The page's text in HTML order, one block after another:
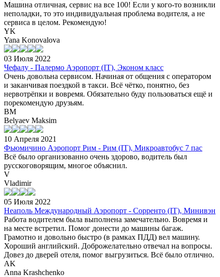
Машина отличная, сервис на все 100! Если у кого-то возникли
неполадки, то это индивидуальная проблема водителя, а не
сервиса в целом. Рекомендую!
YK
Yana Konovalova
03 Июля 2022
Чефалу - Палермо Аэропорт (IT), Эконом класс
Очень довольна сервисом. Начиная от общения с оператором
и заканчивая поездкой в такси. Всё чётко, понятно, без
нервотрёпки и вовремя. Обязательно буду пользоваться ещё и
порекомендую друзьям.
BM
Belyaev Maksim
10 Апреля 2021
Фьюмичино Аэропорт Рим - Рим (IT), Микроавтобус 7 пас
Всё было организованно очень здорово, водитель был
русскоговорящим, многое объяснил.
V
Vladimir
05 Июля 2022
Неаполь Международный Аэропорт - Сорренто (IT), Минивэн
Работа водителем была выполнена замечательно. Вовремя и
на месте встретил. Помог донести до машины багаж.
Грамотно и довольно быстро (в рамках ПДД) вел машину.
Хороший английский. Доброжелательно отвечал на вопросы.
Довез до дверей отеля, помог выгрузиться. Всё было отлично.
AK
Anna Krashchenko